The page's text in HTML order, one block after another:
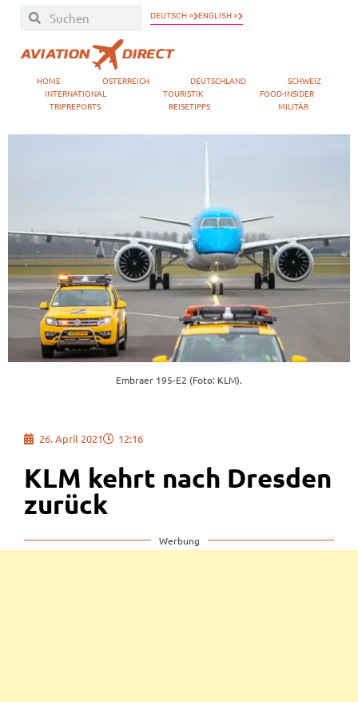
DEUTSCH » ENGLISH »
HOME ÖSTERREICH DEUTSCHLAND
SCHWEIZ
INTERNATIONAL
TOURISTIK
FOOD-INSIDER
TRIPREPORTS
REISETIPPS MILITÄR
Embraer 195-E2 (Foto: KLM).
26. April 2021 12:16
KLM kehrt nach Dresden
zurück
Werbung